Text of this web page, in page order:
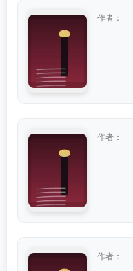
作者：
作者：
作者：